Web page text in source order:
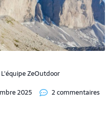
ZeOutdoor
2025 2 commentaires